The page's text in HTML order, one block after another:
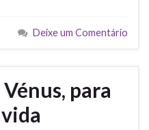
Deixe um Comentário
para